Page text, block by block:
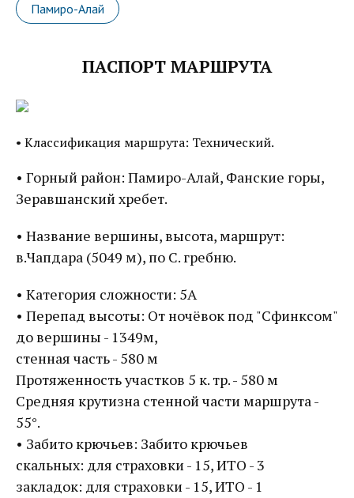
Памиро-Алай
ПАСПОРТ МАРШРУТА
• Классификация маршрута: Технический.
• Горный район: Памиро-Алай, Фанские горы,
Зеравшанский хребет.
• Название вершины, высота, маршрут:
в.Чапдара (5049 м), по С. гребню.
• Категория сложности: 5А
• Перепад высоты: От ночёвок под "Сфинксом"
до вершины - 1349м,
стенная часть - 580 м
Протяженность участков 5 к. тр. - 580 м
Средняя крутизна стенной части маршрута -
55°.
• Забито крючьев: Забито крючьев
скальных: для страховки - 15, ИТО - 3
закладок: для страховки - 15, ИТО - 1